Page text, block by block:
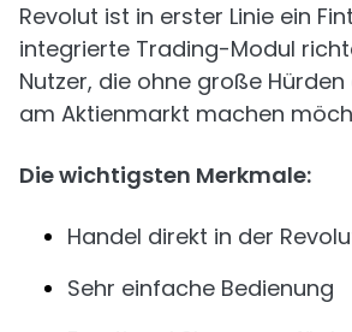
Revolut ist in erster Linie ein
integrierte Trading-Modul
Nutzer, die ohne große
am Aktienmarkt machen
Die wichtigsten Merkmale:
Handel direkt in der
Sehr einfache Bedienung